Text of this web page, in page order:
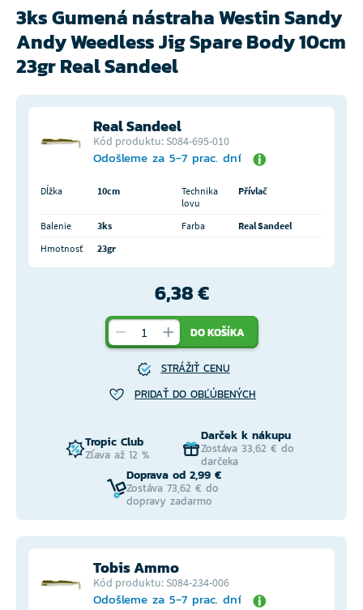
3ks Gumená nástraha Westin Sandy
Andy Weedless Jig Spare Body 10cm
23gr Real Sandeel
Real Sandeel
Kód produktu: S084-695-010
Odošleme za 5-7 prac. dní
Dĺžka 10cm
Technika
lovu
Přívlač
Balenie 3ks Farba
Real Sandeel
Hmotnosť
23gr
6,38 €
DO KOŠÍKA
STRÁŽIŤ CENU
PRIDAŤ DO OBĽÚBENÝCH
Tropic Club
Zľava až 12 %
Darček k nákupu
Zostáva 33,62 € do
darčeka
Doprava od 2,99 €
Zostáva 73,62 € do
dopravy zadarmo
Tobis Ammo
Kód produktu: S084-234-006
Odošleme za 5-7 prac. dní